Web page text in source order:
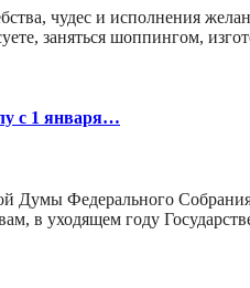
чудес и исполнения
заняться шоппингом,
с 1 января…
Думы Федерального
в уходящем году